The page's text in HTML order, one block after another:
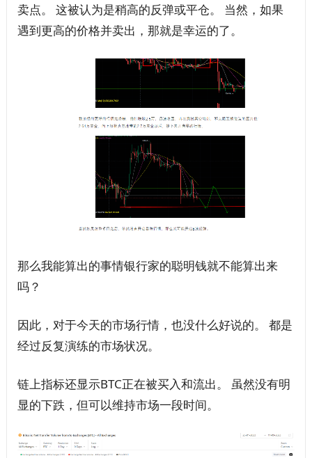
卖点。 这被认为是稍高的反弹或平仓。 当然，如果
遇到更高的价格并卖出，那就是幸运的了。
那么我能算出的事情银行家的聪明钱就不能算出来
吗？
因此，对于今天的市场行情，也没什么好说的。 都是
经过反复演练的市场状况。
链上指标还显示BTC正在被买入和流出。 虽然没有明
显的下跌，但可以维持市场一段时间。